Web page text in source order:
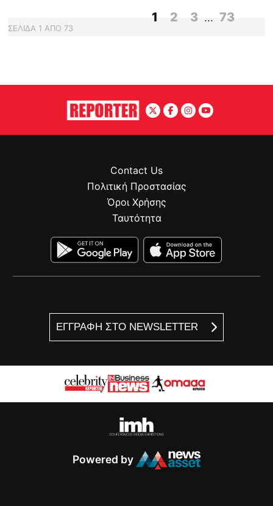
ΣΕΛΙΔΑ 1 ΑΠΟ 73
1 2 3 ... 73
ΕΓΓΡΑΦΗ ΣΤΟ NEWSLETTER
Contact Us
Πολιτική Προστασίας
Όροι Χρήσης
Ταυτότητα
Powered by